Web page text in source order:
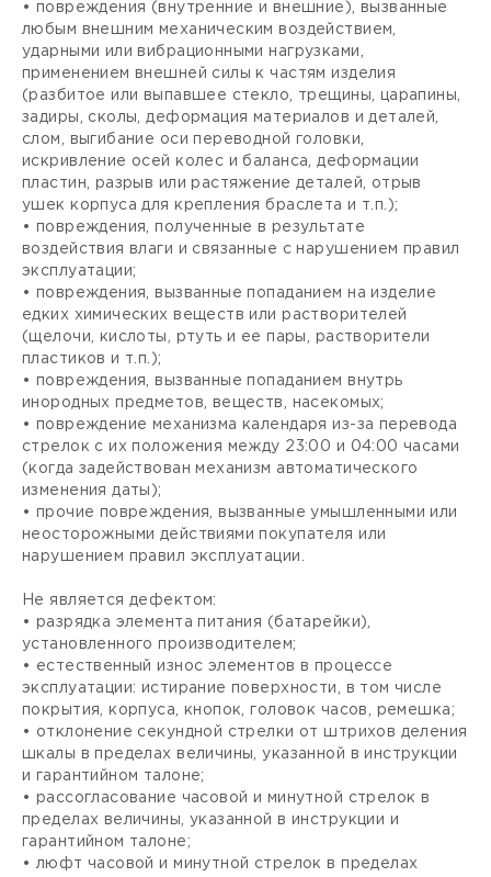
• повреждения (внутренние и внешние), вызванные
любым внешним механическим воздействием,
ударными или вибрационными нагрузками,
применением внешней силы к частям изделия
(разбитое или выпавшее стекло, трещины, царапины,
задиры, сколы, деформация материалов и деталей,
слом, выгибание оси переводной головки,
искривление осей колес и баланса, деформации
пластин, разрыв или растяжение деталей, отрыв
ушек корпуса для крепления браслета и т.п.);
• повреждения, полученные в результате
воздействия влаги и связанные с нарушением правил
эксплуатации;
• повреждения, вызванные попаданием на изделие
едких химических веществ или растворителей
(щелочи, кислоты, ртуть и ее пары, растворители
пластиков и т.п.);
• повреждения, вызванные попаданием внутрь
инородных предметов, веществ, насекомых;
• повреждение механизма календаря из-за перевода
стрелок с их положения между 23:00 и 04:00 часами
(когда задействован механизм автоматического
изменения даты);
• прочие повреждения, вызванные умышленными или
неосторожными действиями покупателя или
нарушением правил эксплуатации.
Не является дефектом:
• разрядка элемента питания (батарейки),
установленного производителем;
• естественный износ элементов в процессе
эксплуатации: истирание поверхности, в том числе
покрытия, корпуса, кнопок, головок часов, ремешка;
• отклонение секундной стрелки от штрихов деления
шкалы в пределах величины, указанной в инструкции
и гарантийном талоне;
• рассогласование часовой и минутной стрелок в
пределах величины, указанной в инструкции и
гарантийном талоне;
• люфт часовой и минутной стрелок в пределах